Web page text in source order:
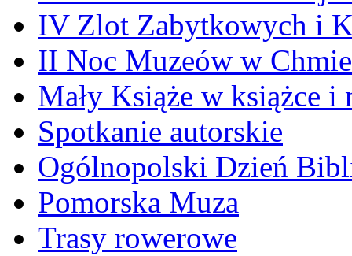
IV Zlot Zabytkowych i
II Noc Muzeów w
Mały Książe w książce i
Spotkanie autorskie
Ogólnopolski Dzień
Pomorska Muza
Trasy rowerowe